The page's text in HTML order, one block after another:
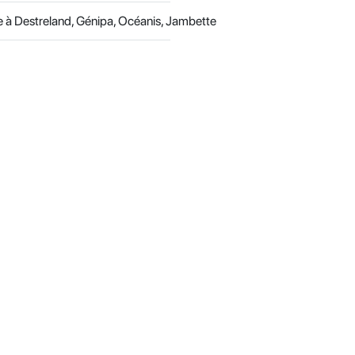
Destreland, Génipa, Océanis, Jambette